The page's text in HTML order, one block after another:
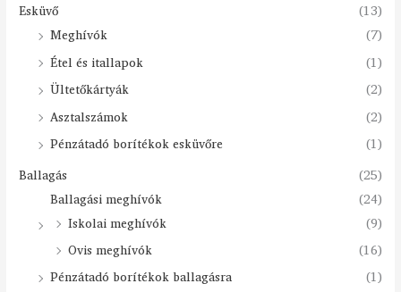
Esküvő
(13)
Meghívók
(7)
Étel és itallapok
(1)
Ültetőkártyák
(2)
Asztalszámok
(2)
Pénzátadó borítékok esküvőre
(1)
Ballagás
(25)
Ballagási meghívók
(24)
Iskolai meghívók
(9)
Ovis meghívók
(16)
Pénzátadó borítékok ballagásra
(1)